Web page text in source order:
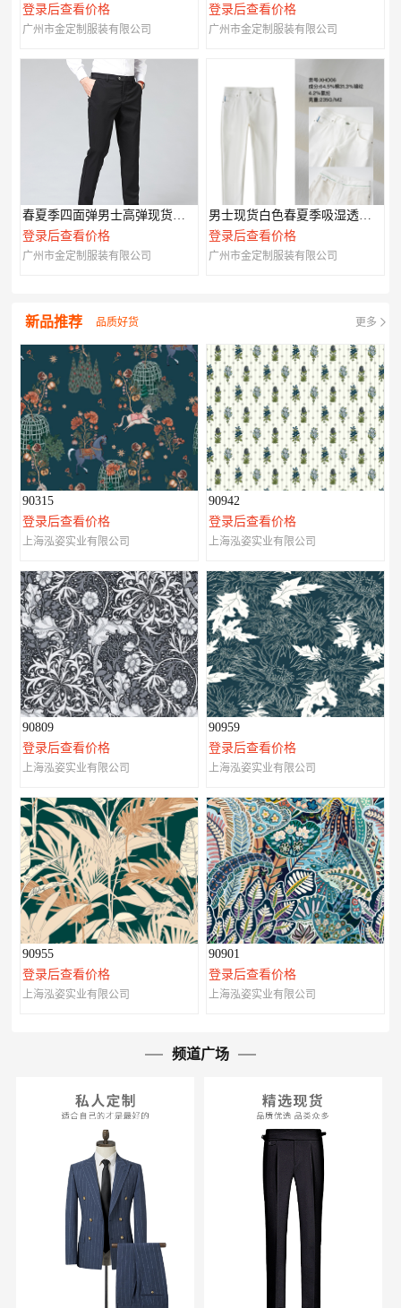
登录后查看价格
广州市金定制服装有限公司
登录后查看价格
广州市金定制服装有限公司
春夏季四面弹男士高弹现货休闲裤002
登录后查看价格
广州市金定制服装有限公司
男士现货白色春夏季吸湿透气现货006
登录后查看价格
广州市金定制服装有限公司
新品推荐 品质好货 更多
90315
登录后查看价格
上海泓姿实业有限公司
90942
登录后查看价格
上海泓姿实业有限公司
90809
登录后查看价格
上海泓姿实业有限公司
90959
登录后查看价格
上海泓姿实业有限公司
90955
登录后查看价格
上海泓姿实业有限公司
90901
登录后查看价格
上海泓姿实业有限公司
频道广场